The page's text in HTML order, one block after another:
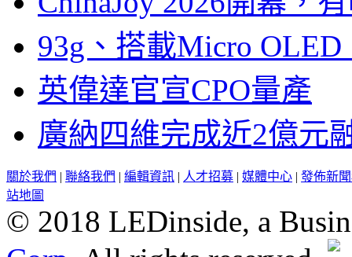
93g、搭載Micro
英偉達官宣CPO量產
廣納四維完成近2億元
關於我們 | 聯絡我們 | 編輯資訊 | 人才招募 | 媒體中心 | 發佈新
站地圖
© 2018 LEDinside, a